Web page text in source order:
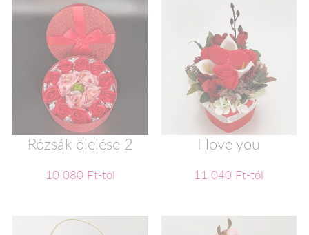
Rózsák ölelése 2
10 080 Ft-tól
I love you
11 040 Ft-tól